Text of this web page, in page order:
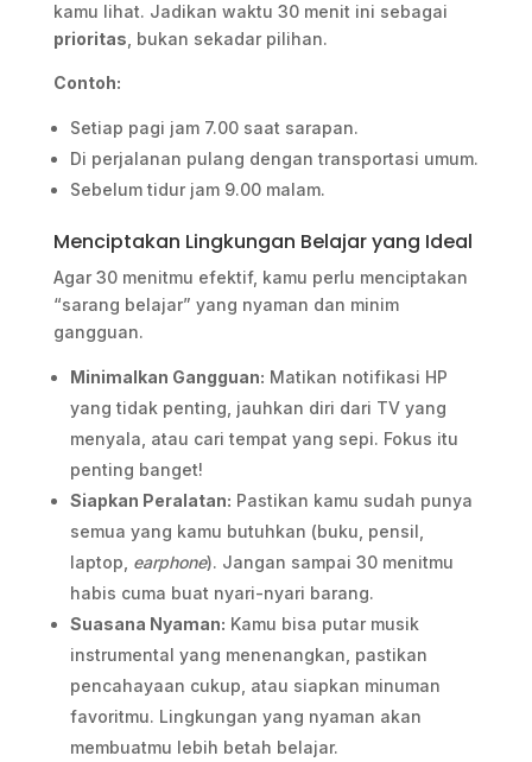
kamu lihat. Jadikan waktu 30 menit ini sebagai
prioritas , bukan sekadar pilihan.
Contoh:
Setiap pagi jam 7.00 saat sarapan.
Di perjalanan pulang dengan transportasi umum.
Sebelum tidur jam 9.00 malam.
Menciptakan Lingkungan Belajar yang Ideal
Agar 30 menitmu efektif, kamu perlu menciptakan
“sarang belajar” yang nyaman dan minim
gangguan.
Minimalkan Gangguan: Matikan notifikasi HP
yang tidak penting, jauhkan diri dari TV yang
menyala, atau cari tempat yang sepi. Fokus itu
penting banget!
Siapkan Peralatan: Pastikan kamu sudah punya
semua yang kamu butuhkan (buku, pensil,
laptop, earphone). Jangan sampai 30 menitmu
habis cuma buat nyari-nyari barang.
Suasana Nyaman: Kamu bisa putar musik
instrumental yang menenangkan, pastikan
pencahayaan cukup, atau siapkan minuman
favoritmu. Lingkungan yang nyaman akan
membuatmu lebih betah belajar.